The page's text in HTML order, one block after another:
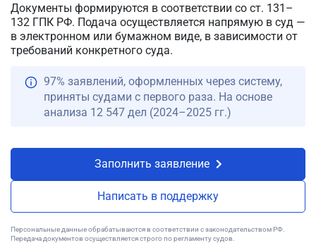
Документы формируются в соответствии со ст. 131–
132 ГПК РФ. Подача осуществляется напрямую в суд —
в электронном или бумажном виде, в зависимости от
требований конкретного суда.
97% заявлений, оформленных через систему,
приняты судами с первого раза. На основе
анализа 12 547 дел (2024–2025 гг.)
Заполнить заявление
Написать в поддержку
Персональные данные обрабатываются в соответствии с законодательством РФ.
Передача документов осуществляется строго по регламенту судов.